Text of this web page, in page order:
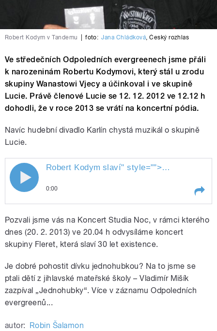
Robert Kodym v Tandemu foto: Jana Chládková,Český rozhlas
Ve středečních Odpoledních evergreenech jsme přáli
k narozeninám Robertu Kodymovi, který stál u zrodu
skupiny Wanastowi Vjecy a účinkoval i ve skupině
Lucie. Právě členové Lucie se 12. 12. 2012 ve 12.12 h
dohodli, že v roce 2013 se vrátí na koncertní pódia.
Navíc hudební divadlo Karlín chystá muzikál o skupině
Lucie.
pause
Robert Kodym slaví" style="">Robert Kodym
0:00
Pozvali jsme vás na Koncert Studia Noc, v rámci kterého
dnes (20. 2. 2013) ve 20.04 h odvysíláme koncert
skupiny Fleret, která slaví 30 let existence.
Je dobré pohostit dívku jednohubkou? Na to jsme se
ptali dětí z jihlavské mateřské školy – Vladimír Mišík
zazpíval „Jednohubky“. Více v záznamu Odpoledních
evergreenů...
autor: Robin Šalamon